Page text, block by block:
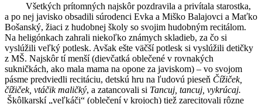
Všetkých prítomných najskôr pozdravila a privítala starostka,
a po nej javisko obsadili súrodenci Evka a Miško Balajovci a Maťko
Bošanský, žiaci z hudobnej školy so svojim hudobným recitálom.
Na heligónkach zahrali niekoľko známych skladieb, za čo si
vyslúžili veľký potlesk. Avšak ešte väčší potlesk si vyslúžili detičky
z MŠ. Najskôr tí menší (dievčatká oblečené v rovnakých
sukničkách, ako mala mama na opone za javiskom) – vo svojom
pásme predviedli recitáciu, detskú hru na ľudovú pieseň Čížiček,
čížiček, vtáčik maličký, a zatancovali si Tancuj, tancuj, vykrúcaj.
Škôlkarskí „veľkáči“ (oblečení v krojoch) tiež zarecitovali rôzne